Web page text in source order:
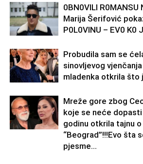
0BN0VlLl R0MANSU
Marija Šerifović
P0L0VINU – EV0 K0
Probudila sam se
sinovljevog
mladenka otkrila što
Mreže gore zbog
koje se neće dopasti
godinu otkrila tajnu
“Beograd”!!!Evo šta
pjesme...